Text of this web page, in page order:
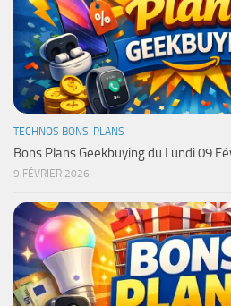
TECHNOS BONS-PLANS
Bons Plans Geekbuying du Lundi 09
9 FÉVRIER 2026